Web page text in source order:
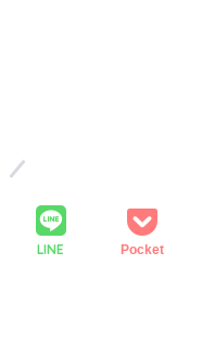
LINE Pocket